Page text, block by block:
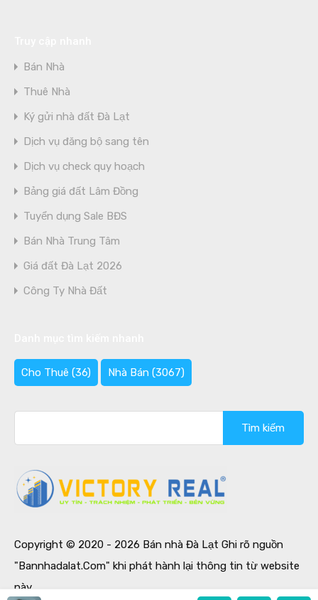
Bán Nhà
Thuê Nhà
Ký gửi nhà đất Đà Lạt
Dịch vụ đăng bộ sang tên
Dịch vụ check quy hoạch
Bảng giá đất Lâm Đồng
Tuyển dụng Sale BĐS
Bán Nhà Trung Tâm
Giá đất Đà Lạt 2026
Công Ty Nhà Đất
Cho Thuê (36) Nhà Bán (3067)
kiếm
cho:
Copyright © 2020 - 2026 Bán nhà Đà Lạt Ghi rõ nguồn
"Bannhadalat.Com" khi phát hành lại thông tin từ website
này.